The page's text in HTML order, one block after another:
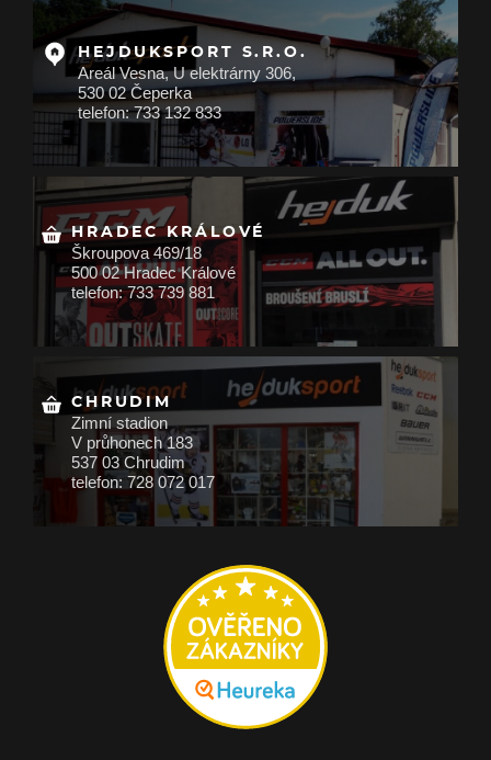
HEJDUKSPORT S.R.O.
Areál Vesna, U elektrárny 306,
530 02 Čeperka
telefon: 733 132 833
HRADEC KRÁLOVÉ
Škroupova 469/18
500 02 Hradec Králové
telefon: 733 739 881
CHRUDIM
Zimní stadion
V průhonech 183
537 03 Chrudim
telefon: 728 072 017